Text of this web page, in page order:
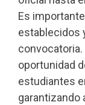
Es
establecidos
oportunidad
estudiantes
garantizando